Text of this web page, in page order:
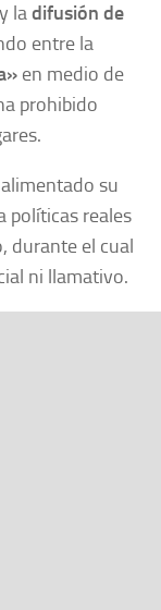
y ladifusión de
entre la
en medio de
prohibido
su
políticas reales
durante el cual
ni llamativo.